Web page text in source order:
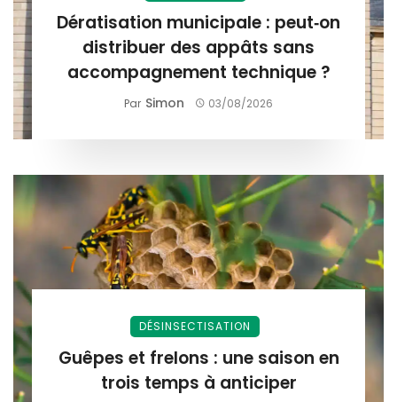
Dératisation municipale : peut‑on
distribuer des appâts sans
accompagnement technique ?
Par Simon 03/08/2026
DÉSINSECTISATION
Guêpes et frelons : une saison en
trois temps à anticiper